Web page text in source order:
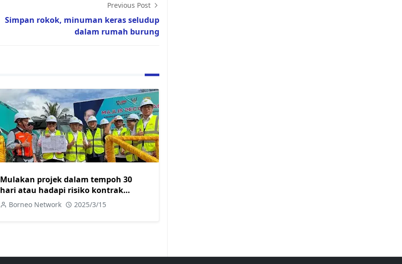
Previous Post
Simpan rokok, minuman keras seludup
dalam rumah burung
Mulakan projek dalam tempoh 30
hari atau hadapi risiko kontrak
ditamatkan
Borneo Network 2025/3/15